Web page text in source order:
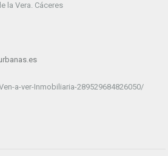
la Vera. Cáceres
a-ver-Inmobiliaria-289529684826050/